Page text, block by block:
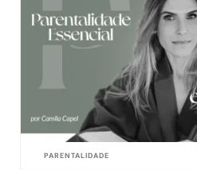
PARENTALIDADE